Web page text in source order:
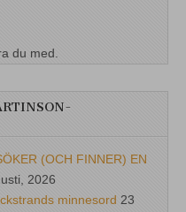
du med.
(OCH FINNER) EN
2026
minnesord 23